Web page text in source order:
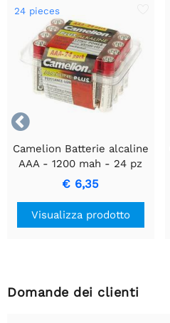

24 pieces
Camelion Batterie alcaline
AAA - 1200 mah - 24 pz
€ 6,35
Visualizza prodotto
Domande dei clienti